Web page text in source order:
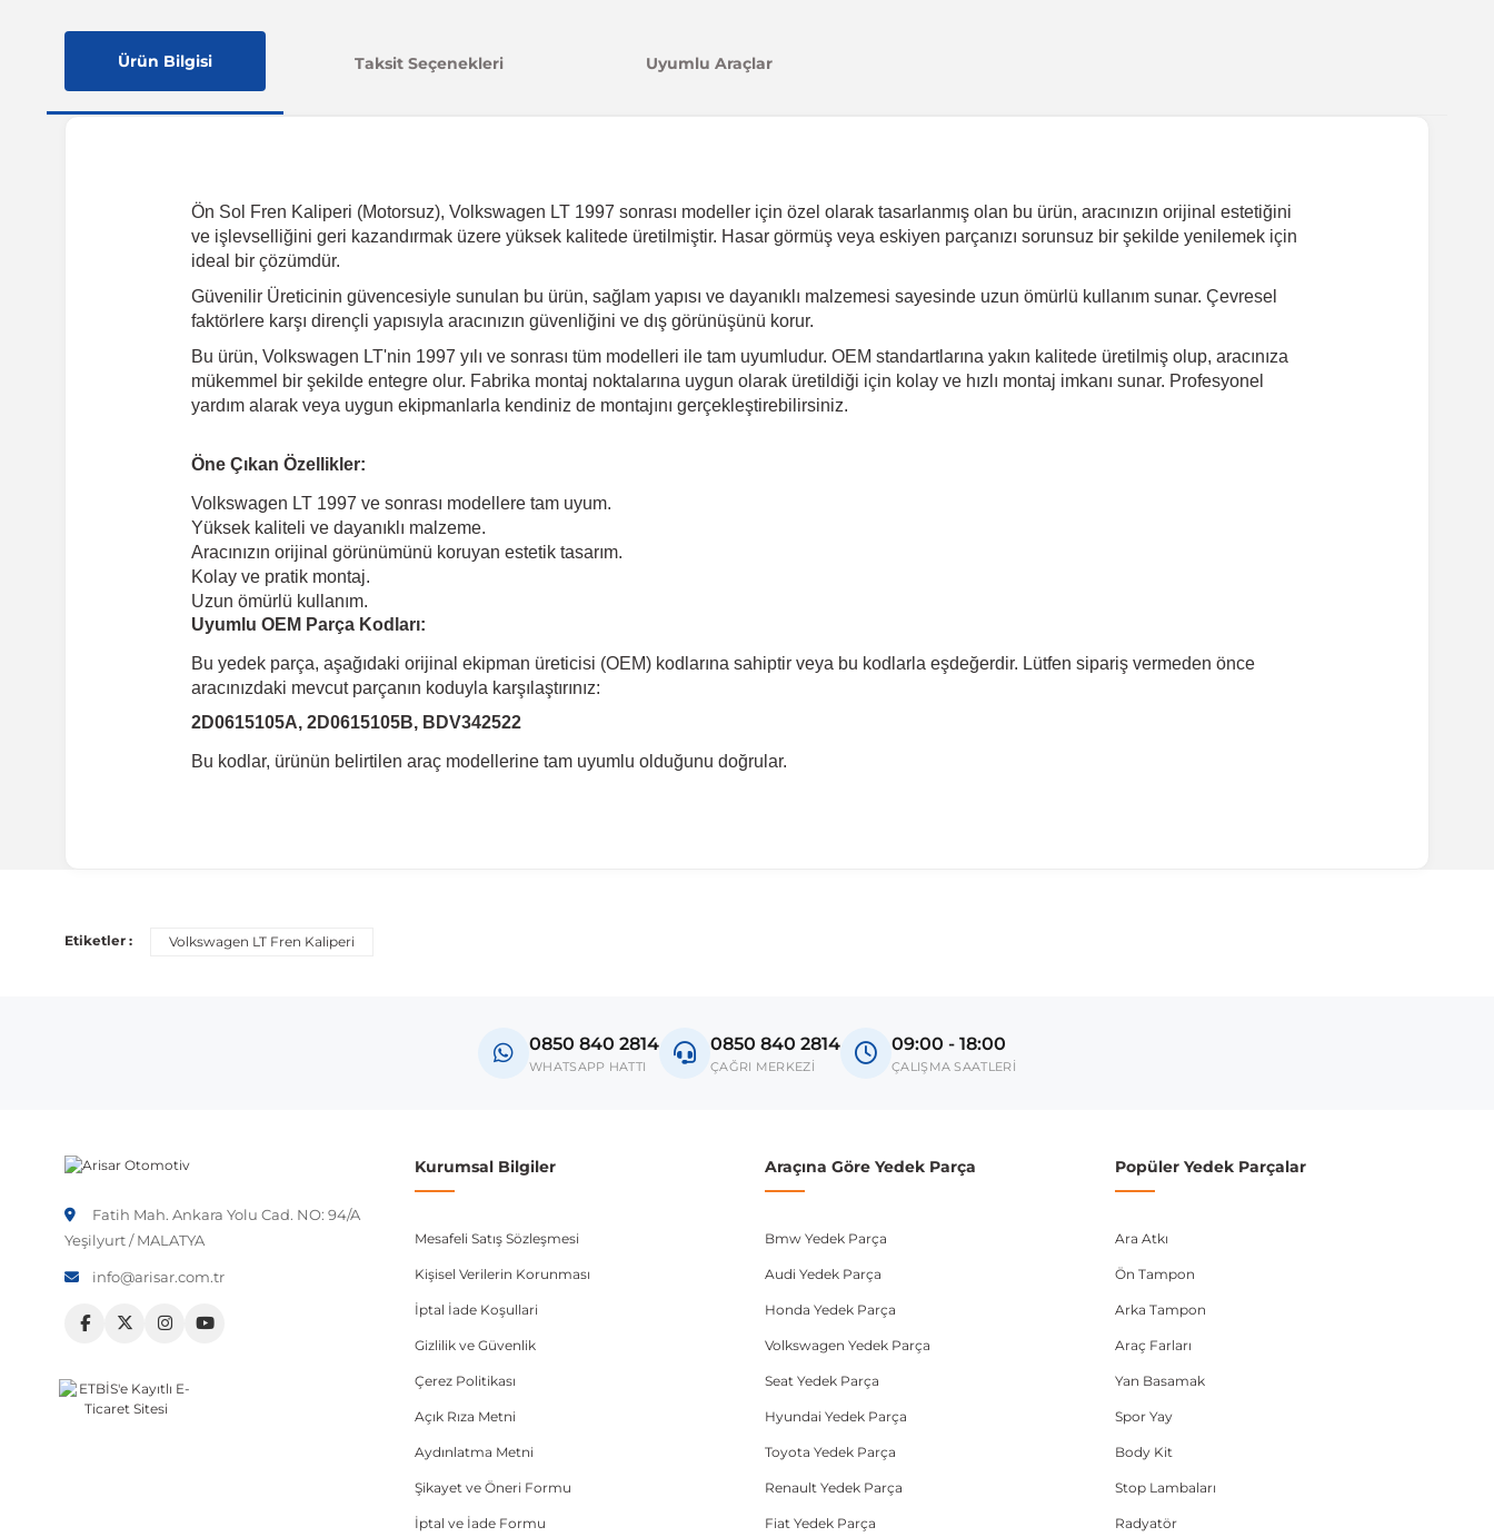
Ürün Bilgisi Taksit Seçenekleri Uyumlu Araçlar
Ön Sol Fren Kaliperi (Motorsuz), Volkswagen LT 1997 sonrası modeller için özel olarak tasarlanmış olan bu ürün, aracınızın orijinal estetiğini
ve işlevselliğini geri kazandırmak üzere yüksek kalitede üretilmiştir. Hasar görmüş veya eskiyen parçanızı sorunsuz bir şekilde yenilemek için
ideal bir çözümdür.
Güvenilir Üreticinin güvencesiyle sunulan bu ürün, sağlam yapısı ve dayanıklı malzemesi sayesinde uzun ömürlü kullanım sunar. Çevresel
faktörlere karşı dirençli yapısıyla aracınızın güvenliğini ve dış görünüşünü korur.
Bu ürün, Volkswagen LT'nin 1997 yılı ve sonrası tüm modelleri ile tam uyumludur. OEM standartlarına yakın kalitede üretilmiş olup, aracınıza
mükemmel bir şekilde entegre olur. Fabrika montaj noktalarına uygun olarak üretildiği için kolay ve hızlı montaj imkanı sunar. Profesyonel
yardım alarak veya uygun ekipmanlarla kendiniz de montajını gerçekleştirebilirsiniz.
Öne Çıkan Özellikler:
Volkswagen LT 1997 ve sonrası modellere tam uyum.
Yüksek kaliteli ve dayanıklı malzeme.
Aracınızın orijinal görünümünü koruyan estetik tasarım.
Kolay ve pratik montaj.
Uzun ömürlü kullanım.
Uyumlu OEM Parça Kodları:
Bu yedek parça, aşağıdaki orijinal ekipman üreticisi (OEM) kodlarına sahiptir veya bu kodlarla eşdeğerdir. Lütfen sipariş vermeden önce
aracınızdaki mevcut parçanın koduyla karşılaştırınız:
2D0615105A, 2D0615105B, BDV342522
Bu kodlar, ürünün belirtilen araç modellerine tam uyumlu olduğunu doğrular.
Araç üreticileri aynı model yılı içerisinde farklı donanım ve kasa tipleri kullanabilmektedir. Sipariş vermeden önce OEM numarası veya şasi numarası ile uyumluluğu kontrol
Etiketler : Volkswagen LT Fren Kaliperi
0850 840 2814
WHATSAPP HATTI
0850 840 2814
ÇAĞRI MERKEZİ
09:00 - 18:00
ÇALIŞMA SAATLERİ
Fatih Mah. Ankara Yolu Cad. NO: 94/A
Yeşilyurt / MALATYA
info@arisar.com.tr
Kurumsal Bilgiler
Mesafeli Satış Sözleşmesi
Kişisel Verilerin Korunması
İptal İade Koşullari
Gizlilik ve Güvenlik
Çerez Politikası
Açık Rıza Metni
Aydınlatma Metni
Şikayet ve Öneri Formu
İptal ve İade Formu
Araçına Göre Yedek Parça
Bmw Yedek Parça
Audi Yedek Parça
Honda Yedek Parça
Volkswagen Yedek Parça
Seat Yedek Parça
Hyundai Yedek Parça
Toyota Yedek Parça
Renault Yedek Parça
Fiat Yedek Parça
Popüler Yedek Parçalar
Ara Atkı
Ön Tampon
Arka Tampon
Araç Farları
Yan Basamak
Spor Yay
Body Kit
Stop Lambaları
Radyatör